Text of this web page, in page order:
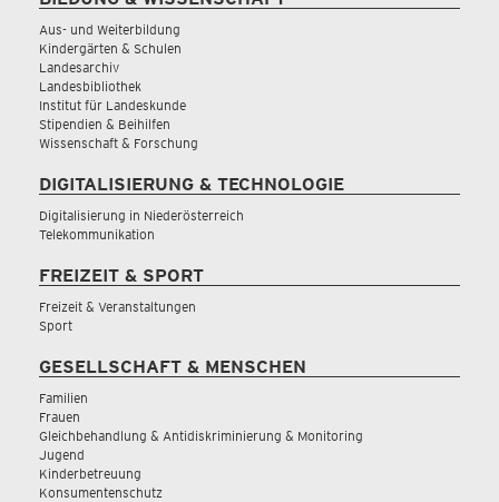
Aus- und Weiterbildung
Kindergärten & Schulen
Landesarchiv
Landesbibliothek
Institut für Landeskunde
Stipendien & Beihilfen
Wissenschaft & Forschung
DIGITALISIERUNG & TECHNOLOGIE
Digitalisierung in Niederösterreich
Telekommunikation
FREIZEIT & SPORT
Freizeit & Veranstaltungen
Sport
GESELLSCHAFT & MENSCHEN
Familien
Frauen
Gleichbehandlung & Antidiskriminierung & Monitoring
Jugend
Kinderbetreuung
Konsumentenschutz